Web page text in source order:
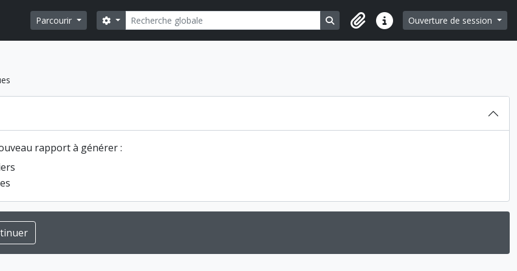
Parcourir Rechercher
Search options Search in browse page
Liens rapidesOuverture de session
rapport à générer :